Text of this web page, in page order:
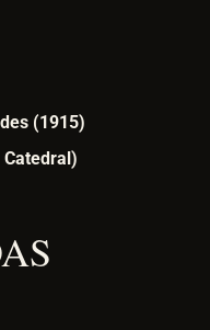
(1915)